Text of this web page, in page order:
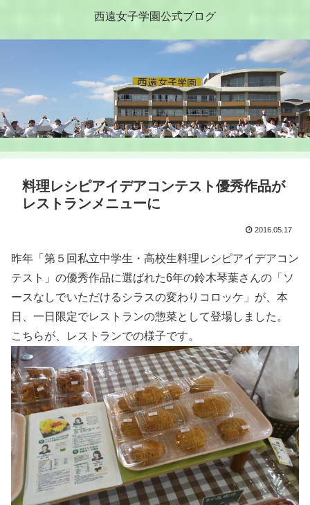
西遠女子学園公式ブログ
料理レシピアイデアコンテスト優秀作品が
レストランメニューに
2016.05.17
昨年「第５回私立中学生・高校生料理レシピアイデアコン
テスト」の優秀作品に選ばれた6年の鈴木琴葉さんの「ソ
ースなしでいただけるシラスの変わりコロッケ」が、本
日、一日限定でレストランの惣菜として登場しました。
こちらが、レストランでの様子です。